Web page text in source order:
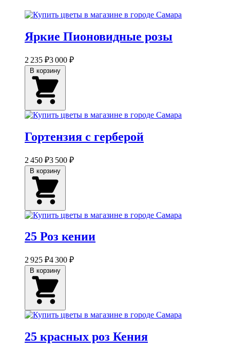
Яркие Пионовидные розы
2 235 ₽3 000 ₽
Гортензия с герберой
2 450 ₽3 500 ₽
25 Роз кении
2 925 ₽4 300 ₽
25 красных роз Кения